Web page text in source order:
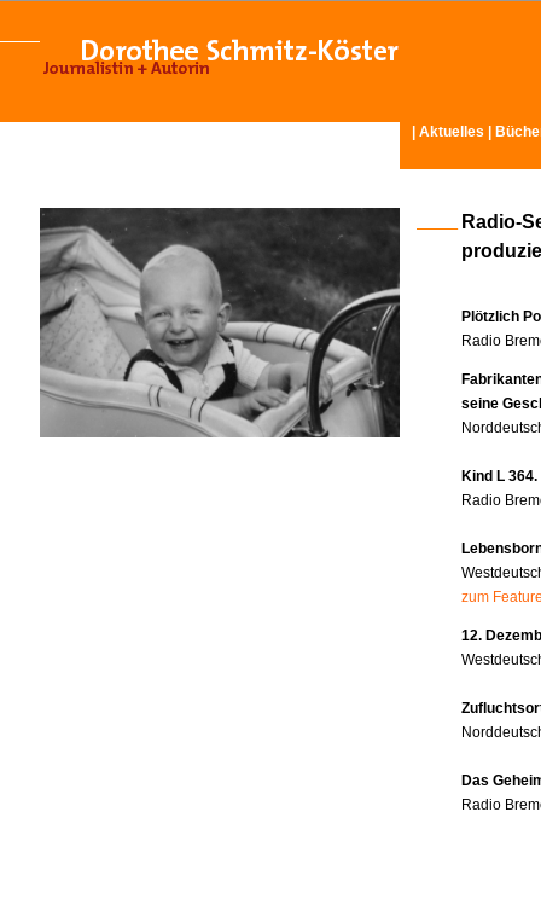
Aktuelles
Radio-
Plötzlich
Radio
seine
Kind L
Radio
zum
12.
Das
Radio